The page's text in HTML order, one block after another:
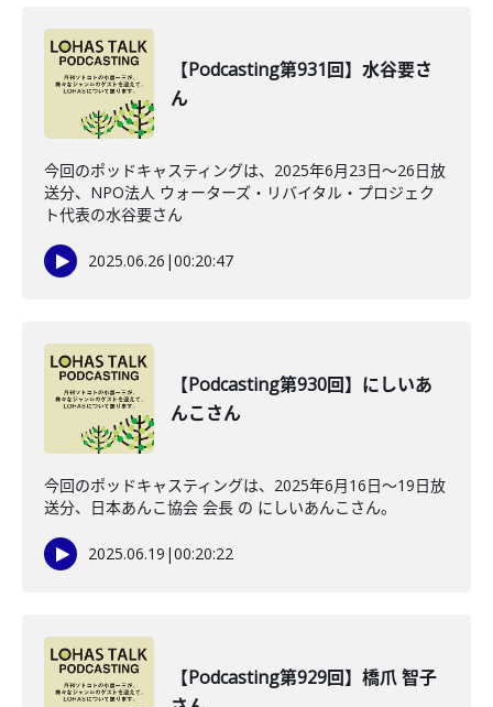
【Podcasting第931回】水谷要さ
ん
今回のポッドキャスティングは、2025年6月23日〜26日放
送分、NPO法人 ウォーターズ・リバイタル・プロジェク
ト代表の水谷要さん
2025.06.26 |00:20:47
【Podcasting第930回】にしいあ
んこさん
今回のポッドキャスティングは、2025年6月16日〜19日放
送分、日本あんこ協会 会長 の にしいあんこさん。
2025.06.19 |00:20:22
【Podcasting第929回】橋爪 智子